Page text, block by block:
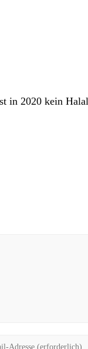
in 2020 kein